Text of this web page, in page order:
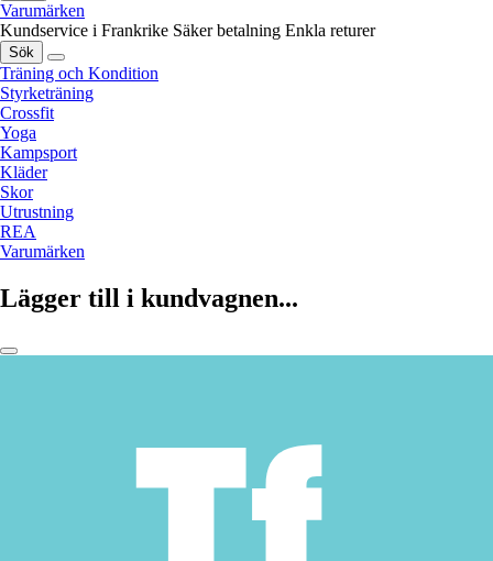
Varumärken
Kundservice i Frankrike Säker betalning Enkla returer
Sök
Träning och Kondition
Styrketräning
Crossfit
Yoga
Kampsport
Kläder
Skor
Utrustning
REA
Varumärken
Lägger till i kundvagnen...